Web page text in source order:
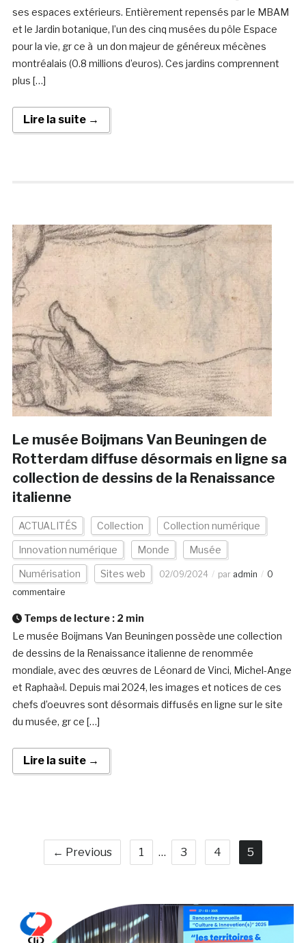
ses espaces extérieurs. Entièrement repensés par le MBAM
et le Jardin botanique, l’un des cinq musées du pôle Espace
pour la vie, gr ce à un don majeur de généreux mécènes
montréalais (0.8 millions d’euros). Ces jardins comprennent
plus […]
Lire la suite →
Le musée Boijmans Van Beuningen de
Rotterdam diffuse désormais en ligne sa
collection de dessins de la Renaissance
italienne
ACTUALITÉS Collection Collection numérique
Innovation numérique Monde Musée
Numérisation Sites web 02/09/2024 par admin
0
commentaire
Temps de lecture : 2 min
Le musée Boijmans Van Beuningen possède une collection
de dessins de la Renaissance italienne de renommée
mondiale, avec des œuvres de Léonard de Vinci, Michel-Ange
et Raphaà«l. Depuis mai 2024, les images et notices de ces
chefs d’oeuvres sont désormais diffusés en ligne sur le site
du musée, gr ce […]
Lire la suite →
← Previous 1 … 3 4 5